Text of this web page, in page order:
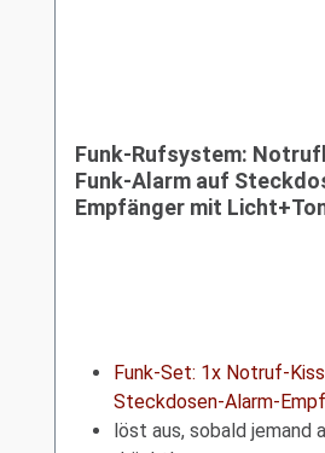
Funk-Rufsystem:
Funk-Alarm auf
Empfänger mit
Funk-Set: 1x Notruf-
Steckdosen-Alarm-
löst aus, sobald jemand